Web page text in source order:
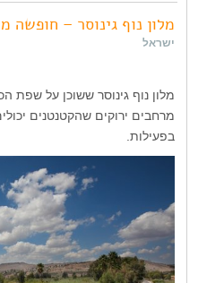
מלון נוף גינוסר – חופשה
ישראל
מלון נוף גינוסר ששוכן על
מרחבים ירוקים שהקטנטנים
בפעילות.